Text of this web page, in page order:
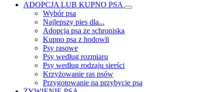
ADOPCJA LUB KUPNO PSA
Wybór psa
Najlepszy pies dla...
Adopcja psa ze schroniska
Kupno psa z hodowli
Psy rasowe
Psy według rozmiaru
Psy według rodzaju sierści
Krzyżowanie ras psów
Przygotowanie na przybycie psa